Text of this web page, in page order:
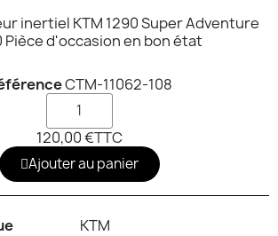
inertiel KTM 1290 Super Adventure
Pièce d'occasion en bon état
CTM-11062-108
120,00 €TTC
Ajouter au panier
KTM